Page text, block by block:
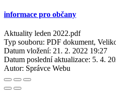
informace pro občany
Aktuality leden 2022.pdf
Typ souboru: PDF dokument,
Datum vložení: 21. 2. 2022 19:27
Datum poslední aktualizace: 5. 4.
Autor: Správce Webu